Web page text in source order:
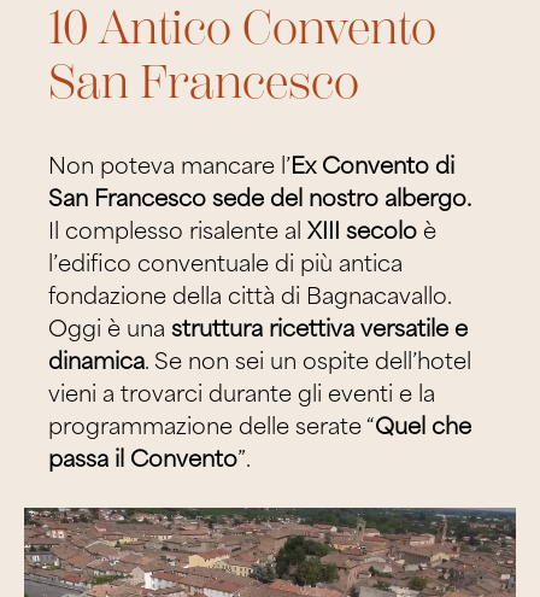
10 Antico Convento
San Francesco
Non poteva mancare l’Ex Convento di
San Francesco sede del nostro albergo.
Il complesso risalente al XIII secolo è
l’edifico conventuale di più antica
fondazione della città di Bagnacavallo.
Oggi è una struttura ricettiva versatile e
dinamica . Se non sei un ospite dell’hotel
vieni a trovarci durante gli eventi e la
programmazione delle serate “Quel che
passa il Convento”.